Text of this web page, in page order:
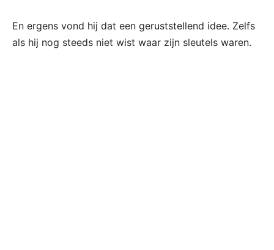
En ergens vond hij dat een geruststellend idee. Zelfs
als hij nog steeds niet wist waar zijn sleutels waren.